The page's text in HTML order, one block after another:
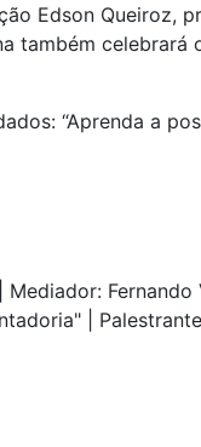
Edson Queiroz,
também
“Aprenda a
|